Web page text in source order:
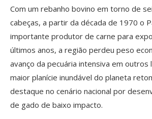
Com um rebanho bovino em torno de
cabeças, a partir da década de 1970 o
importante produtor de carne para
últimos anos, a região perdeu peso
avanço da pecuária intensiva em outros
maior planície inundável do planeta
destaque no cenário nacional por
de gado de baixo impacto.